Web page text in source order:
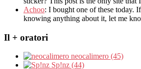
Achoo: I bought one of these today.
knowing anything about it, let me
Il + oratori
neocalimero (45)
Sp!nz (44)